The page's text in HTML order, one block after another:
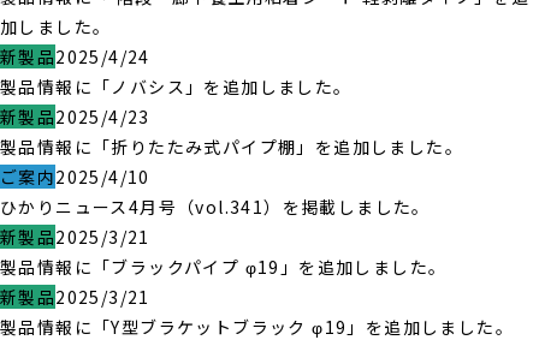
加しました。
新製品2025/4/24
製品情報に「ノバシス」を追加しました。
新製品2025/4/23
製品情報に「折りたたみ式パイプ棚」を追加しました。
ご案内2025/4/10
ひかりニュース4月号（vol.341）を掲載しました。
新製品2025/3/21
製品情報に「ブラックパイプ φ19」を追加しました。
新製品2025/3/21
製品情報に「Y型ブラケットブラック φ19」を追加しました。